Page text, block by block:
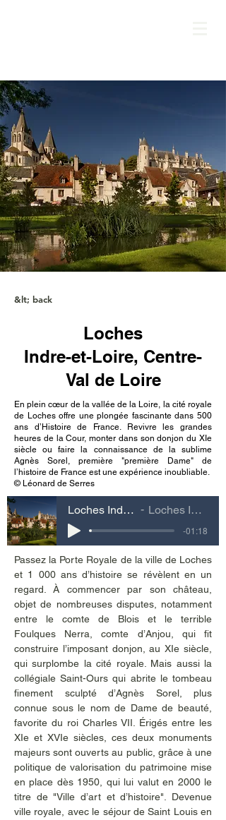
&lt; back
Loches
Indre-et-Loire, Centre-
Val de Loire
En plein cœur de la vallée de la Loire, la cité royale
de Loches offre une plongée fascinante dans 500
ans d’Histoire de France. Revivre les grandes
heures de la Cour, monter dans son donjon du XIe
siècle ou faire la connaissance de la sublime
Agnès Sorel, première "première Dame" de
l’histoire de France est une expérience inoubliable.
© Léonard de Serres
Loches Indre-et-Loire, Centre-Val de Loire Loches Indre-et-Loire, Centre-Val de Loire
-01:18
Passez la Porte Royale de la ville de Loches
et 1 000 ans d’histoire se révèlent en un
regard. À commencer par son château,
objet de nombreuses disputes, notamment
entre le comte de Blois et le terrible
Foulques Nerra, comte d’Anjou, qui fit
construire l’imposant donjon, au XIe siècle,
qui surplombe la cité royale. Mais aussi la
collégiale Saint-Ours qui abrite le tombeau
finement sculpté d’Agnès Sorel, plus
connue sous le nom de Dame de beauté,
favorite du roi Charles VII. Érigés entre les
XIe et XVIe siècles, ces deux monuments
majeurs sont ouverts au public, grâce à une
politique de valorisation du patrimoine mise
en place dès 1950, qui lui valut en 2000 le
titre de "Ville d’art et d’histoire". Devenue
ville royale, avec le séjour de Saint Louis en